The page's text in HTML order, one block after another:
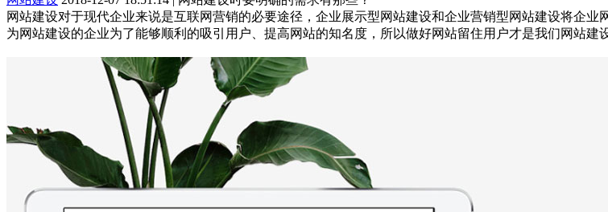
网站建设对于现代企业来说是互联网营销的必要途径，企业展示型网站建设和企业营销型网站建设将企
为网站建设的企业为了能够顺利的吸引用户、提高网站的知名度，所以做好网站留住用户才是我们网站建